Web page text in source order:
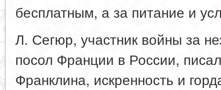
бесплатным, а за питание и
Л. Сегюр, участник войны за
посол Франции в России,
Франклина, искренность и